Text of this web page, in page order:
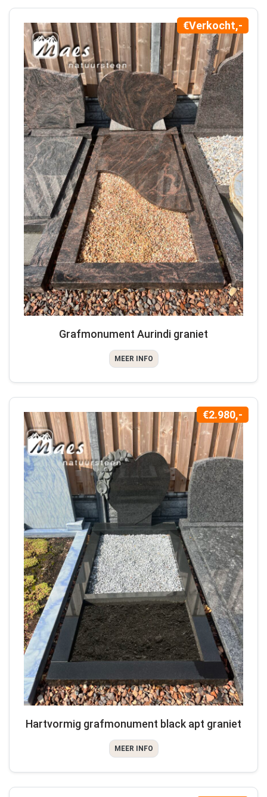
€Verkocht,-
Grafmonument Aurindi graniet
MEER INFO
€2.980,-
Hartvormig grafmonument black apt graniet
MEER INFO